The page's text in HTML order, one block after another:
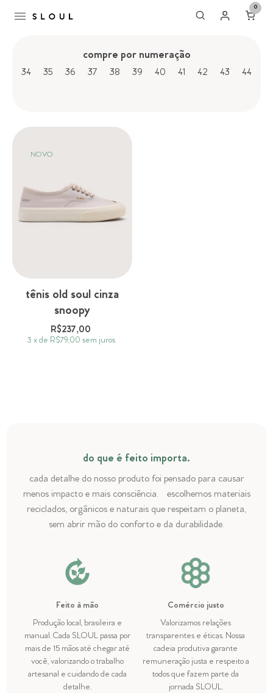
0
compre por numeração
34 35 36 37 38 39 40 41 42 43 44
NOVO
tênis old soul cinza
snoopy
R$237,00
3 x de R$79,00 sem juros
do que é feito importa.
cada detalhe do nosso produto foi pensado para causar
menos impacto e mais consciência. escolhemos materiais
reciclados, orgânicos e naturais que respeitam o planeta,
sem abrir mão do conforto e da durabilidade.
Feito à mão
Produção local, brasileira e
manual. Cada SLOUL passa por
mais de 15 mãos até chegar até
você, valorizando o trabalho
artesanal e cuidando de cada
detalhe.
Comércio justo
Valorizamos relações
transparentes e éticas. Nossa
cadeia produtiva garante
remuneração justa e respeito a
todos que fazem parte da
jornada SLOUL.